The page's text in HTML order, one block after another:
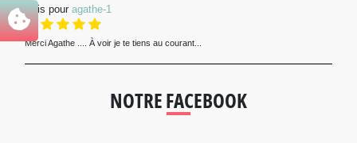
Avis pour agathe-1
Merci Agathe .... À voir je te tiens au courant...
NOTRE FACEBOOK